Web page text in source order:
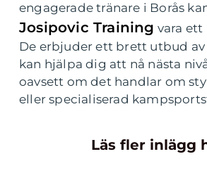
engagerade tränare i Borås
Josipovic Training vara ett
De erbjuder ett brett utbud
kan hjälpa dig att nå nästa
oavsett om det handlar om
eller specialiserad
Läs fler inlägg